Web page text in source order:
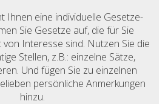
Ihnen eine individuelle Gesetze-
Sie Gesetze auf, die für Sie
Interesse sind. Nutzen Sie die
Stellen, z.B.: einzelne Sätze,
Und fügen Sie zu einzelnen
persönliche Anmerkungen
hinzu.